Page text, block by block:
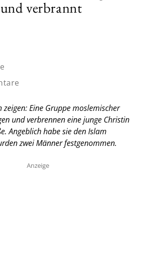
verbrannt
Eine Gruppe moslemischer
und verbrennen eine junge Christin
Angeblich habe sie den Islam
zwei Männer festgenommen.
Anzeige